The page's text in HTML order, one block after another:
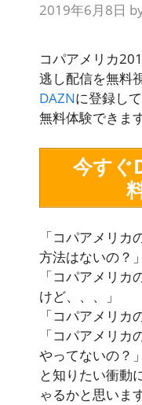
2019年6月8日
コパアメリカ
逃し配信を無料
DAZNに登録し
無料体験できま
今すぐ
「コパアメリ
方法はないの？」
「コパアメリ
けど、、、」
「コパアメリカ
「コパアメリ
やってないの？」
と知りたい衝動
ゃるかと思います